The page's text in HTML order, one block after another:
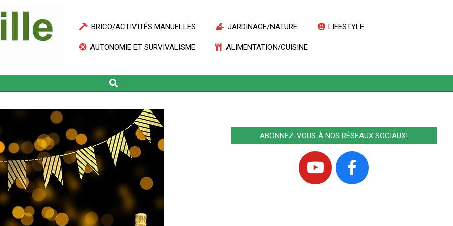
BRICO/ACTIVITÉS MANUELLES JARDINAGE/NATURE LIFESTYLE
AUTONOMIE ET SURVIVALISME ALIMENTATION/CUISINE
Search
ABONNEZ-VOUS À NOS RÉSEAUX SOCIAUX!